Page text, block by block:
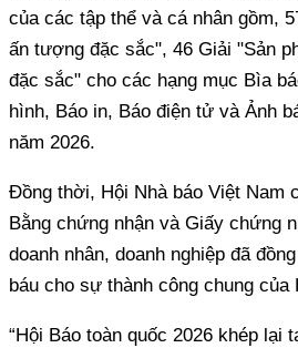
của các tập thể và cá nhân gồm,
ấn tượng đặc sắc", 46 Giải "Sản
đặc sắc" cho các hạng mục Bìa
hình, Báo in, Báo điện tử và Ảnh
năm 2026.
Đồng thời, Hội Nhà báo Việt Nam
Bằng chứng nhận và Giấy chứng
doanh nhân, doanh nghiệp đã
báu cho sự thành công chung của
“Hội Báo toàn quốc 2026 khép lại